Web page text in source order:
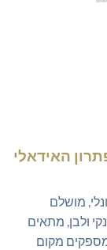
האידאלי
מושלם
ולבן, מתאים
מקום